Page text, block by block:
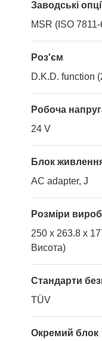
Заводські
MSR (ISO
Роз'єм
D.K.D. function
Робоча
24 V
Блок
AC adapter, J
Розміри
250 x 263.8 x
Висота)
Стандарти
TÜV
Окремий блок